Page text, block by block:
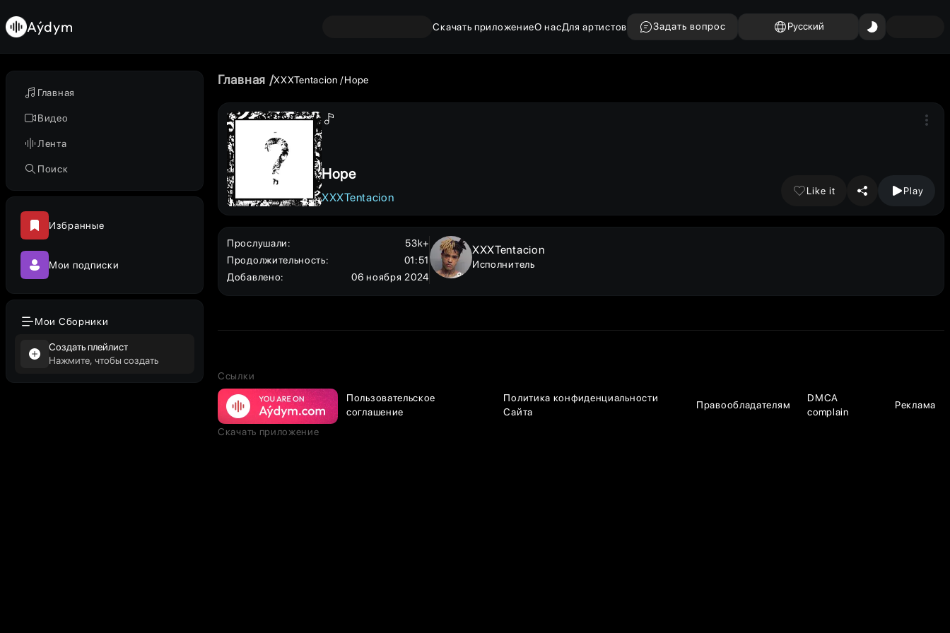
Главная
Видео
Лента
Поиск
Избранные
Мои подписки
Мои Сборники
Создать плейлист
Нажмите, чтобы создать
Aýdym Скачать приложениеО насДля артистов Задать вопрос Русский
Главная XXXTentacion Hope
Hope
XXXTentacion
Like it Play
Прослушали:
53k+
Продолжительность:
01:51
Добавлено: 06 ноября 2024
XXXTentacion
Исполнитель
Ссылки
Пользовательское
соглашение
Политика конфиденциальности
Сайта
Правообладателям
DMCA
complain
Реклама
Скачать приложение